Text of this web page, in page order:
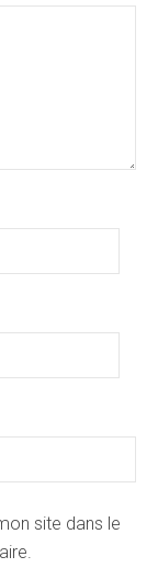
site dans le